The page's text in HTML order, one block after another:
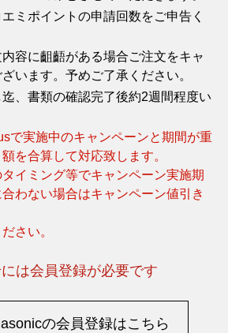
ミポイントの申請回数をご申告く
内容に齟齬がある場合ご注文をキャ
います。予めご了承ください。
迄、書類の確認完了後約2週間程度い
で実施中のキャンペーンと期間が重
を合算して対応致します。
イミング等でキャンペーン実施期
わない場合はキャンペーン値引き
さい。
は会員登録が必要です
の会員登録はこちら